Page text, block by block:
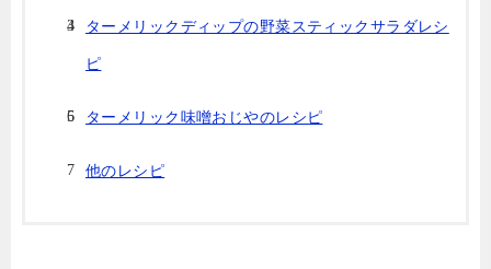
ターメリックディップの野菜スティックサラダレシ
ピ
ターメリック味噌おじやのレシピ
他のレシピ